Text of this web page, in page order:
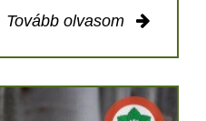
Tovább olvasom